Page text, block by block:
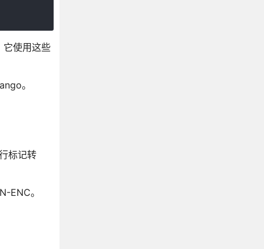
使用这些
。
标记转
ENC。